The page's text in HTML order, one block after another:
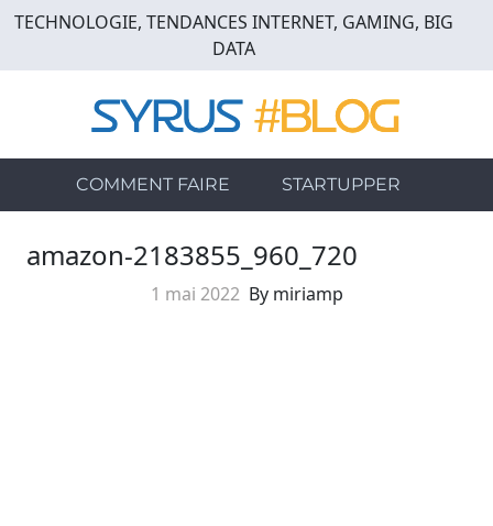
Skip
main
TECHNOLOGIE, TENDANCES INTERNET, GAMING, BIG
DATA
COMMENT FAIRE STARTUPPER
amazon-2183855_960_720
1 mai 2022 By miriamp